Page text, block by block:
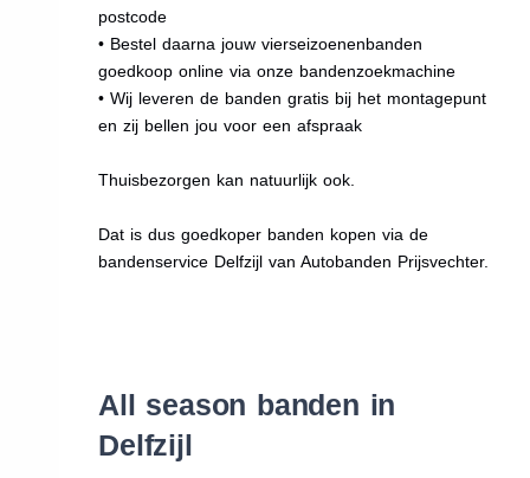
postcode
• Bestel daarna jouw vierseizoenenbanden
goedkoop online via onze bandenzoekmachine
• Wij leveren de banden gratis bij het montagepunt
en zij bellen jou voor een afspraak
Thuisbezorgen kan natuurlijk ook.
Dat is dus goedkoper banden kopen via de
bandenservice Delfzijl van Autobanden Prijsvechter.
All season banden in
Delfzijl